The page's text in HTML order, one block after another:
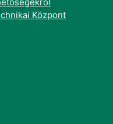
Központ